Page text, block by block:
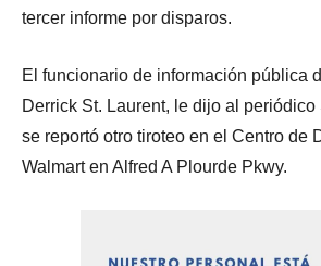
tercer informe por disparos.
El funcionario de información pública
Derrick St. Laurent, le dijo al
se reportó otro tiroteo en el Centro de
Walmart en Alfred A Plourde Pkwy.